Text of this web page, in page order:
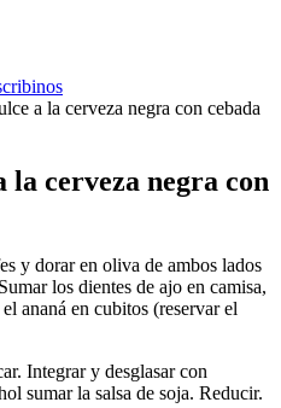
a la cerveza negra con cebada
cerveza negra con
y dorar en oliva de ambos lados
los dientes de ajo en camisa,
ananá en cubitos (reservar el
Integrar y desglasar con
sumar la salsa de soja. Reducir.